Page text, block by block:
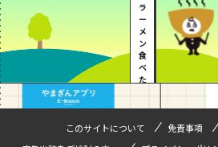
ラ
ー
メ
ン
食
べ
た
このサイトについて 免責事項